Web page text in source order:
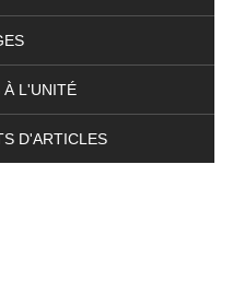
À L'UNITÉ
D'ARTICLES